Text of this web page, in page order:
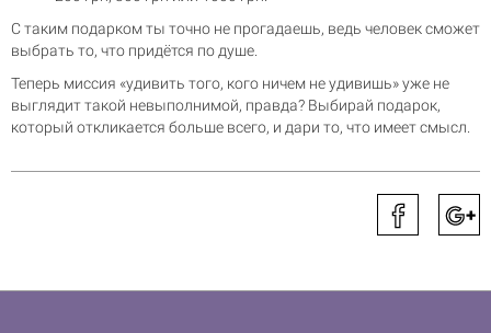
С таким подарком ты точно не прогадаешь, ведь человек сможет
выбрать то, что придётся по душе.
Теперь миссия «удивить того, кого ничем не удивишь» уже не
выглядит такой невыполнимой, правда? Выбирай подарок,
который откликается больше всего, и дари то, что имеет смысл.